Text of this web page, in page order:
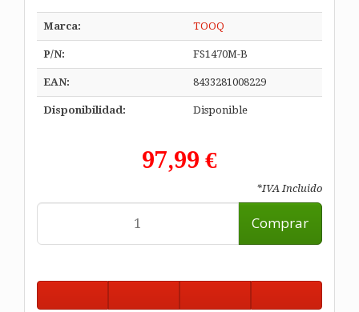
Marca: TOOQ
P/N: FS1470M-B
EAN: 8433281008229
Disponibilidad: Disponible
97,99 €
*IVA Incluido
Comprar